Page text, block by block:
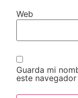
Web
Guarda mi
este